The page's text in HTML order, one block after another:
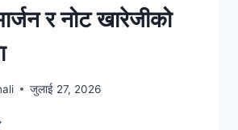
र नोट खारेजीको
जुलाई 27, 2026